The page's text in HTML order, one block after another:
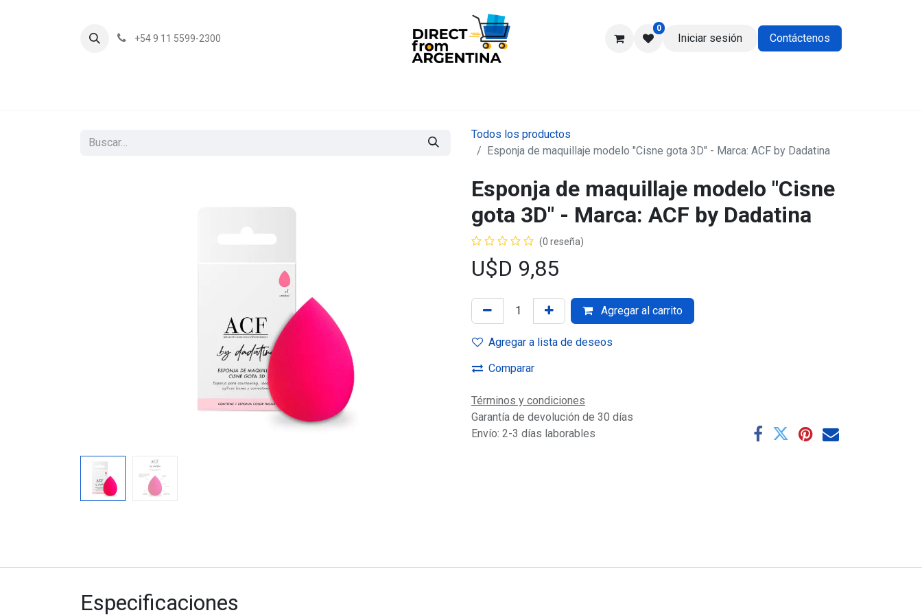
+54 9 11 5599-2300
0
Iniciar sesión Contáctenos
Todos los productos
Esponja de maquillaje modelo "Cisne gota 3D" - Marca: ACF by Dadatina
Esponja de maquillaje modelo "Cisne
gota 3D" - Marca: ACF by Dadatina
(0 reseña)
U$D 9,85
Agregar al carrito
Agregar a lista de deseos
Comparar
Términos y condiciones
Garantía de devolución de 30 días
Envío: 2-3 días laborables
Especificaciones